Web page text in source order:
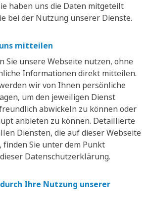
haben uns die Daten mitgeteilt
bei der Nutzung unserer Dienste.
mitteilen
Sie unsere Webseite nutzen, ohne
Informationen direkt mitteilen.
wir von Ihnen persönliche
um den jeweiligen Dienst
abwickeln zu können oder
anbieten zu können. Detaillierte
Diensten, die auf dieser Webseite
Sie unter dem Punkt
Datenschutzerklärung.
Ihre Nutzung unserer